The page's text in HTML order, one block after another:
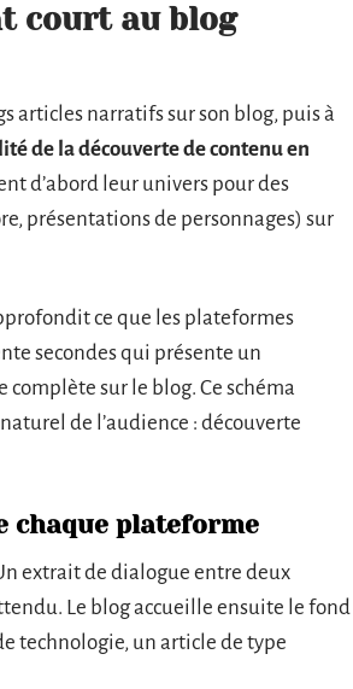
court au blog
articles narratifs sur son blog, puis à
de la découverte de contenu en
d’abord leur univers pour des
présentations de personnages) sur
ce que les plateformes
secondes qui présente un
sur le blog. Ce schéma
de l’audience : découverte
chaque plateforme
extrait de dialogue entre deux
Le blog accueille ensuite le fond
technologie, un article de type